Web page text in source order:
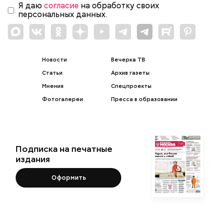
Я даю согласие на обработку своих
персональных данных.
Новости
Статьи
Мнения
Фотогалереи
Вечерка ТВ
Архив газеты
Спецпроекты
Пресса в образовании
Подписка на печатные
издания
Оформить